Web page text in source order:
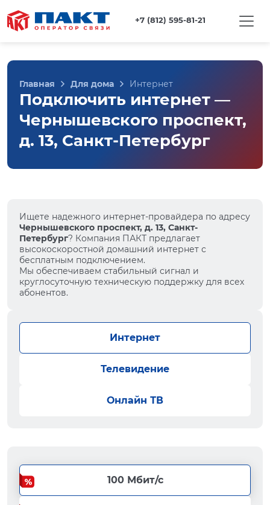
+7 (812) 595-81-21
Главная Для дома Интернет
Подключить интернет —
Чернышевского проспект,
д. 13, Санкт-Петербург
Ищете надежного интернет-провайдера по адресу
Чернышевского проспект, д. 13, Санкт-
Петербург? Компания ПАКТ предлагает
высокоскоростной домашний интернет с
бесплатным подключением.
Мы обеспечиваем стабильный сигнал и
круглосуточную техническую поддержку для всех
абонентов.
Интернет
Телевидение
Онлайн ТВ
100 Мбит/с